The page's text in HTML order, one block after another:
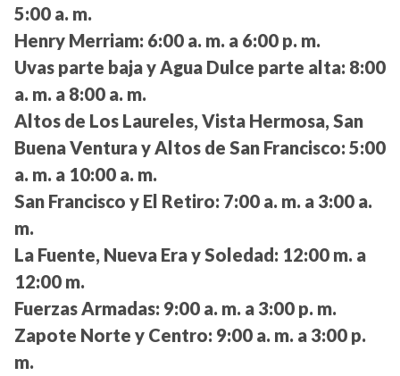
5:00 a. m.
Henry Merriam: 6:00 a. m. a 6:00 p. m.
Uvas parte baja y Agua Dulce parte alta: 8:00
a. m. a 8:00 a. m.
Altos de Los Laureles, Vista Hermosa, San
Buena Ventura y Altos de San Francisco: 5:00
a. m. a 10:00 a. m.
San Francisco y El Retiro: 7:00 a. m. a 3:00 a.
m.
La Fuente, Nueva Era y Soledad: 12:00 m. a
12:00 m.
Fuerzas Armadas: 9:00 a. m. a 3:00 p. m.
Zapote Norte y Centro: 9:00 a. m. a 3:00 p.
m.